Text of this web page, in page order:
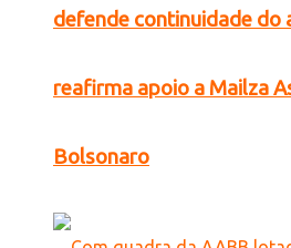
defende continuidade do
reafirma apoio a Mailza
Bolsonaro